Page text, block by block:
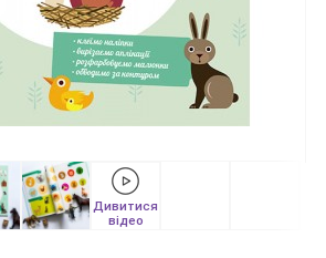
Дивитися
відео